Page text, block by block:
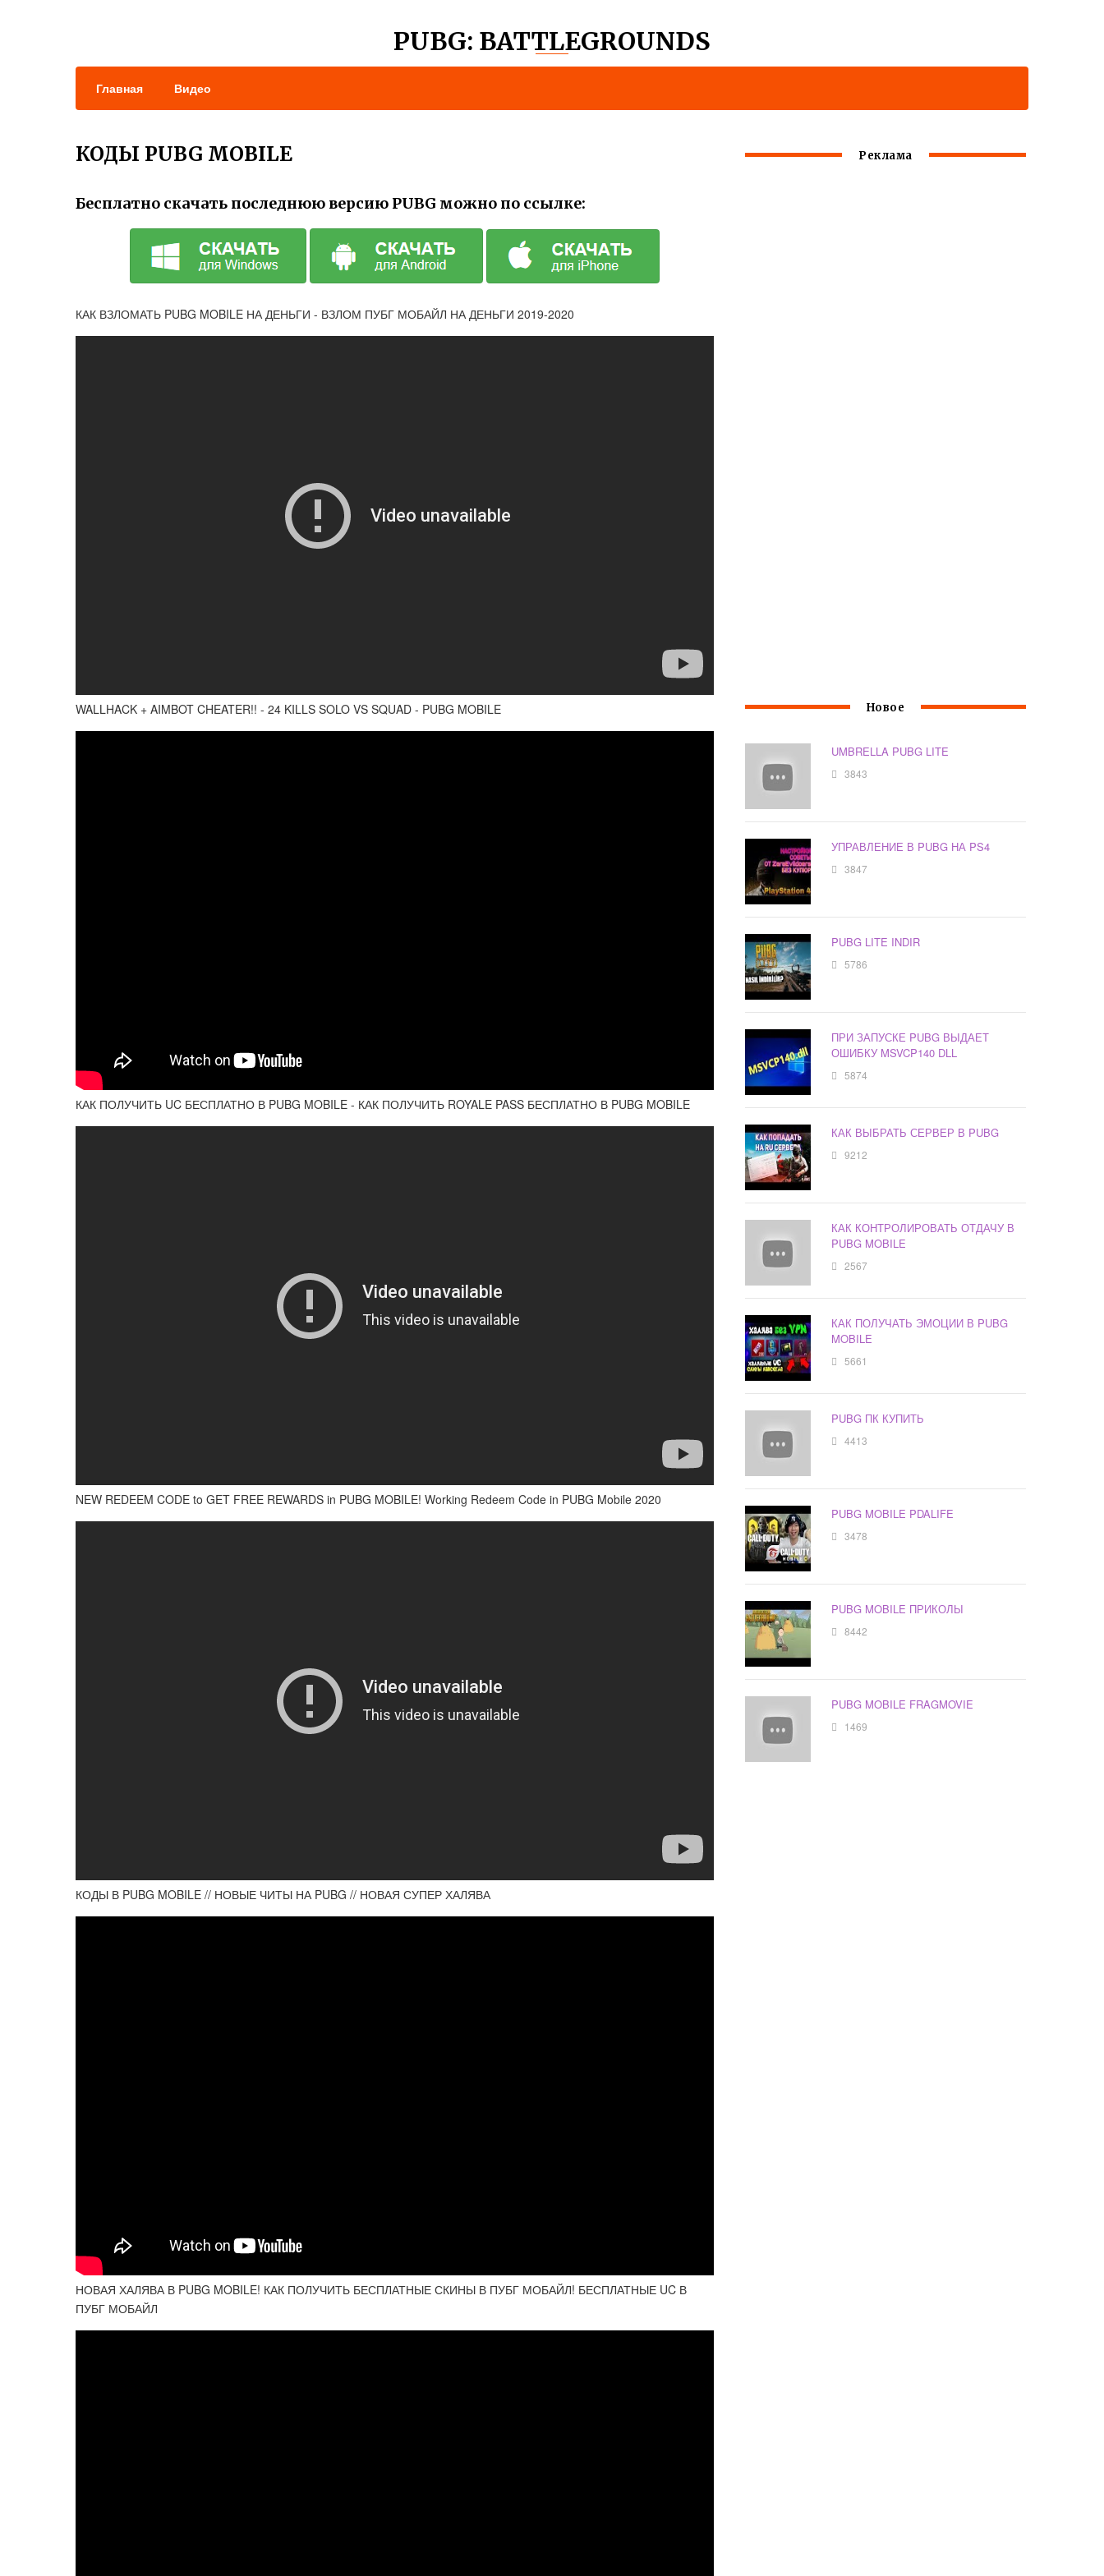
PUBG: BATTLEGROUNDS
Главная Видео
КОДЫ PUBG MOBILE
Бесплатно скачать последнюю версию PUBG можно по ссылке:
КАК ВЗЛОМАТЬ PUBG MOBILE НА ДЕНЬГИ - ВЗЛОМ ПУБГ МОБАЙЛ НА ДЕНЬГИ 2019-2020
WALLHACK + AIMBOT CHEATER!! - 24 KILLS SOLO VS SQUAD - PUBG MOBILE
КАК ПОЛУЧИТЬ UC БЕСПЛАТНО В PUBG MOBILE - КАК ПОЛУЧИТЬ ROYALE PASS БЕСПЛАТНО В PUBG MOBILE
NEW REDEEM CODE to GET FREE REWARDS in PUBG MOBILE! Working Redeem Code in PUBG Mobile 2020
КОДЫ В PUBG MOBILE // НОВЫЕ ЧИТЫ НА PUBG // НОВАЯ СУПЕР ХАЛЯВА
НОВАЯ ХАЛЯВА В PUBG MOBILE! КАК ПОЛУЧИТЬ БЕСПЛАТНЫЕ СКИНЫ В ПУБГ МОБАЙЛ! БЕСПЛАТНЫЕ UC В
ПУБГ МОБАЙЛ
Реклама
Новое
UMBRELLA PUBG LITE
3843
УПРАВЛЕНИЕ В PUBG НА PS4
3847
PUBG LITE INDIR
5786
ПРИ ЗАПУСКЕ PUBG ВЫДАЕТ
ОШИБКУ MSVCP140 DLL
5874
КАК ВЫБРАТЬ СЕРВЕР В PUBG
9212
КАК КОНТРОЛИРОВАТЬ ОТДАЧУ В
PUBG MOBILE
2567
КАК ПОЛУЧАТЬ ЭМОЦИИ В PUBG
MOBILE
5661
PUBG ПК КУПИТЬ
4413
PUBG MOBILE PDALIFE
3478
PUBG MOBILE ПРИКОЛЫ
8442
PUBG MOBILE FRAGMOVIE
1469